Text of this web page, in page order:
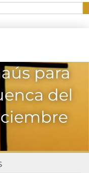
para
del